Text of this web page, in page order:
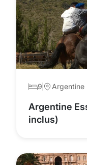
9 Argentine
Argentine
inclus)